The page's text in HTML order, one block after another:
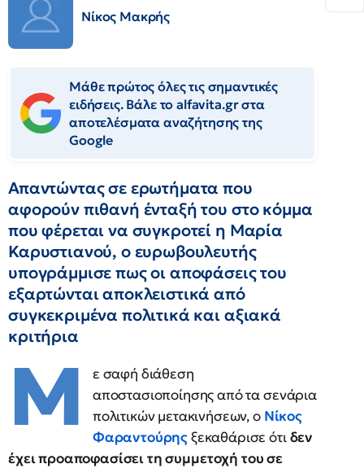
Νίκος Μακρής
Μάθε πρώτος όλες τις σημαντικές
ειδήσεις. Βάλε το alfavita.gr στα
αποτελέσματα αναζήτησης της
Google
Απαντώντας σε ερωτήματα που
αφορούν πιθανή ένταξή του στο κόμμα
που φέρεται να συγκροτεί η Μαρία
Καρυστιανού, ο ευρωβουλευτής
υπογράμμισε πως οι αποφάσεις του
εξαρτώνται αποκλειστικά από
συγκεκριμένα πολιτικά και αξιακά
κριτήρια
Μ
ε σαφή διάθεση
αποστασιοποίησης από τα σενάρια
πολιτικών μετακινήσεων, ο Νίκος
Φαραντούρηςξεκαθάρισε ότιδεν
έχει προαποφασίσει τη συμμετοχή του σε